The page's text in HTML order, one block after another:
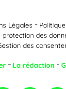
Légales
protection des
des
La rédaction